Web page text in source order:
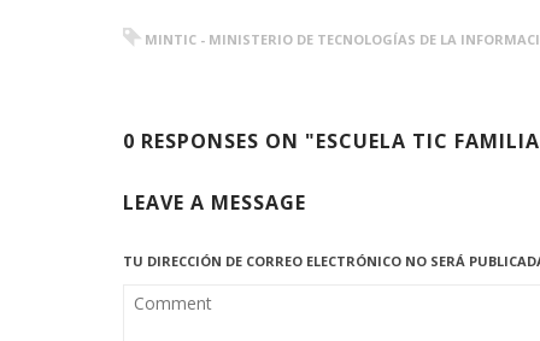
MINTIC - MINISTERIO DE TECNOLOGÍAS DE LA
0 RESPONSES ON "ESCUELA TIC
LEAVE A MESSAGE
TU DIRECCIÓN DE CORREO ELECTRÓNICO NO SERÁ